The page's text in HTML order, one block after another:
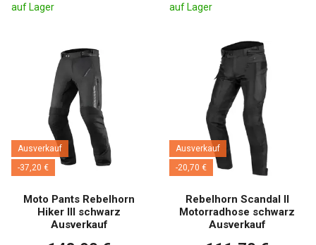
auf Lager auf Lager
Ausverkauf
-37,20 €
Moto Pants Rebelhorn
Hiker III schwarz
Ausverkauf
Ausverkauf
-20,70 €
Rebelhorn Scandal II
Motorradhose schwarz
Ausverkauf